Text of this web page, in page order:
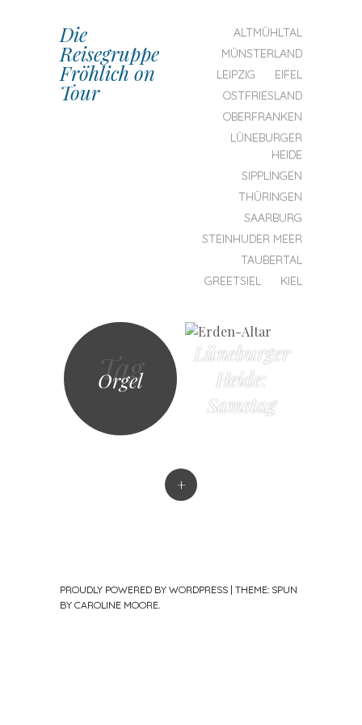
Die
Reisegruppe
Fröhlich on
Tour
MENU
SKIP TO CONTENT
ALTMÜHLTAL
MÜNSTERLAND
LEIPZIG
EIFEL
OSTFRIESLAND
OBERFRANKEN
LÜNEBURGER
HEIDE
SIPPLINGEN
THÜRINGEN
SAARBURG
STEINHUDER MEER
TAUBERTAL
GREETSIEL
KIEL
Tag
Orgel
Lüneburger
Heide:
Samstag
+
PROUDLY POWERED BY WORDPRESS | THEME: SPUN
BY CAROLINE MOORE.